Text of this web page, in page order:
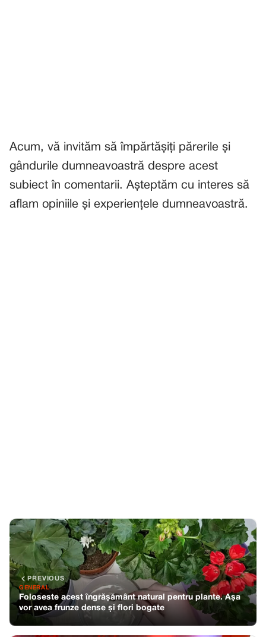
Acum, vă invităm să împărtășiți părerile și
gândurile dumneavoastră despre acest
subiect în comentarii. Așteptăm cu interes să
aflam opiniile și experiențele dumneavoastră.
PREVIOUS
GENERAL
Foloseste acest îngrășământ natural pentru plante. Așa
vor avea frunze dense și flori bogate